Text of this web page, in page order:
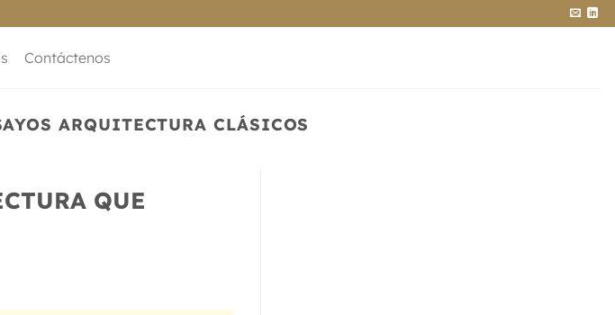
Contáctenos
ARQUITECTURA CLÁSICOS
QUE